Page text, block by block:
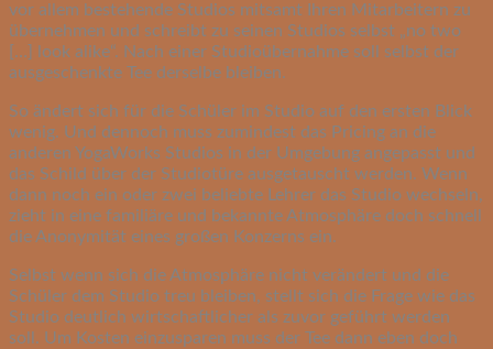
vor allem bestehende Studios mitsamt Ihren Mitarbeitern zu
übernehmen und schreibt zu seinen Studios selbst „no two
[…] look alike“. Nach einer Studioübernahme soll selbst der
ausgeschenkte Tee derselbe bleiben.
So ändert sich für die Schüler im Studio auf den ersten Blick
wenig. Und dennoch muss zumindest das Pricing an die
anderen YogaWorks Studios in der Umgebung angepasst und
das Schild über der Studiotüre ausgetauscht werden. Wenn
dann noch ein oder zwei beliebte Lehrer das Studio wechseln,
zieht in eine familiäre und bekannte Atmosphäre doch schnell
die Anonymität eines großen Konzerns ein.
Selbst wenn sich die Atmosphäre nicht verändert und die
Schüler dem Studio treu bleiben, stellt sich die Frage wie das
Studio deutlich wirtschaftlicher als zuvor geführt werden
soll. Um Kosten einzusparen muss der Tee dann eben doch